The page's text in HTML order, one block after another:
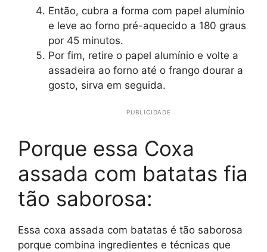
Então, cubra a forma com papel alumínio
e leve ao forno pré-aquecido a 180 graus
por 45 minutos.
Por fim, retire o papel alumínio e volte a
assadeira ao forno até o frango dourar a
gosto, sirva em seguida.
PUBLICIDADE
Porque essa Coxa
assada com batatas fia
tão saborosa:
Essa coxa assada com batatas é tão saborosa
porque combina ingredientes e técnicas que